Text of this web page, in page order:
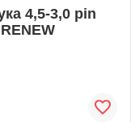
4,5-3,0 pin